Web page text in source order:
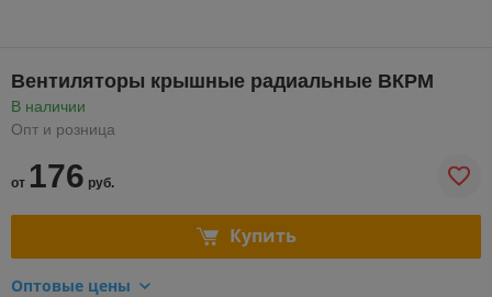
Вентиляторы крышные радиальные ВКРМ
В наличии
Опт и розница
от 176 руб.
Купить
Оптовые цены